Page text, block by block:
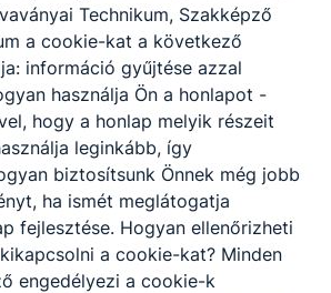
alkalmazza a férﬁ arc
szakáll-bajusz formázását,
hajszárítási technológiákat,
termékfelhasználással;
a haj színváltoztatásait,
a megfelelő termékeket,
szükség szerint;
a haj tartós
alkalmazza a
termékeket, technológiákat,
szerint;
Technikum, Szakképző
a cookie-kat a következő
információ gyűjtése azzal
használja Ön a honlapot -
hogy a honlap melyik részeit
leginkább, így
biztosítsunk Önnek még jobb
ha ismét meglátogatja
fejlesztése. Hogyan ellenőrizheti
a cookie-kat? Minden
engedélyezi a cookie-k